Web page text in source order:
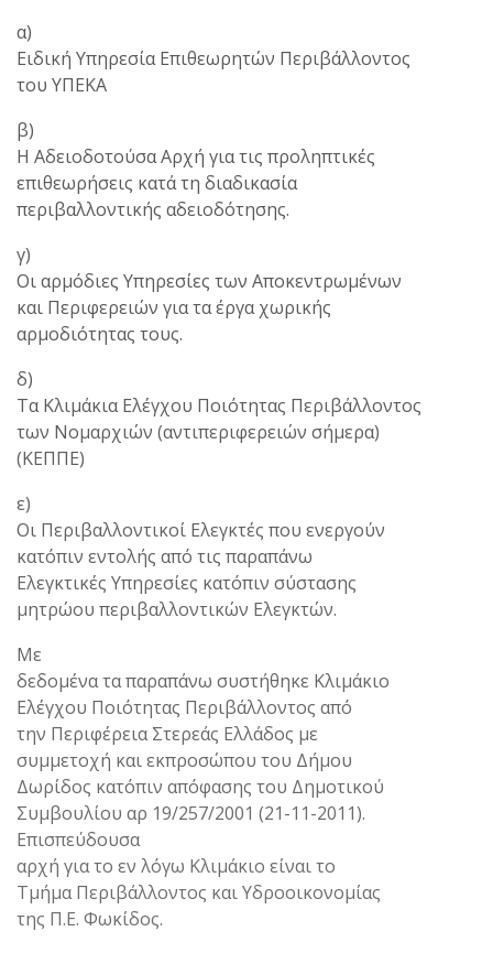
α)
Ειδική Υπηρεσία Επιθεωρητών Περιβάλλοντος
του ΥΠΕΚΑ
β)
Η Αδειοδοτούσα Αρχή για τις προληπτικές
επιθεωρήσεις κατά τη διαδικασία
περιβαλλοντικής αδειοδότησης.
γ)
Οι αρμόδιες Υπηρεσίες των Αποκεντρωμένων
και Περιφερειών για τα έργα χωρικής
αρμοδιότητας τους.
δ)
Τα Κλιμάκια Ελέγχου Ποιότητας Περιβάλλοντος
των Νομαρχιών (αντιπεριφερειών σήμερα)
(ΚΕΠΠΕ)
ε)
Οι Περιβαλλοντικοί Ελεγκτές που ενεργούν
κατόπιν εντολής από τις παραπάνω
Ελεγκτικές Υπηρεσίες κατόπιν σύστασης
μητρώου περιβαλλοντικών Ελεγκτών.
Με
δεδομένα τα παραπάνω συστήθηκε Κλιμάκιο
Ελέγχου Ποιότητας Περιβάλλοντος από
την Περιφέρεια Στερεάς Ελλάδος με
συμμετοχή και εκπροσώπου του Δήμου
Δωρίδος κατόπιν απόφασης του Δημοτικού
Συμβουλίου αρ 19/257/2001 (21-11-2011).
Επισπεύδουσα
αρχή για το εν λόγω Κλιμάκιο είναι το
Τμήμα Περιβάλλοντος και Υδροοικονομίας
της Π.Ε. Φωκίδος.